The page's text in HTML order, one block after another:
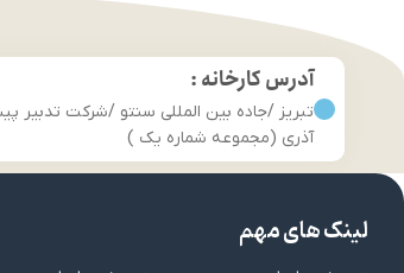
آدرس کارخانه :
تبریز /جاده بین المللی سنتو /شرکت تدبیر
آذری (مجموعه شماره یک )
لینک های مهم